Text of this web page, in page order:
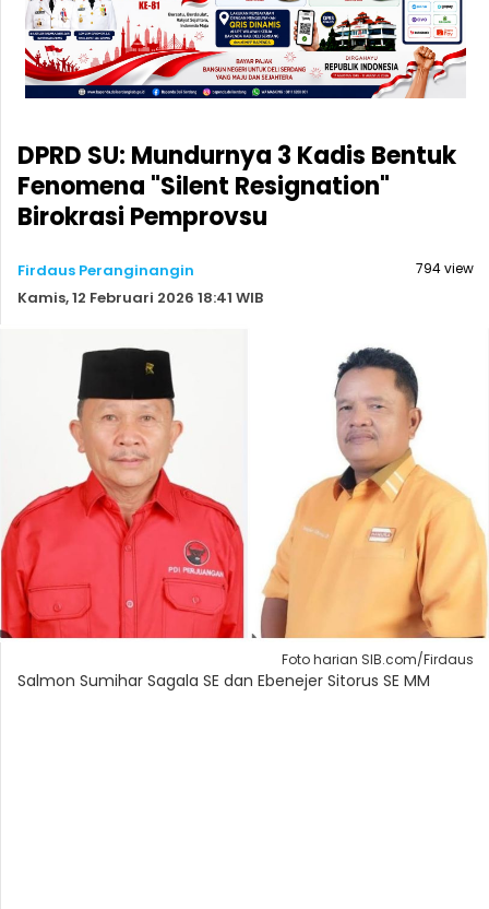
DPRD SU: Mundurnya 3 Kadis Bentuk
Fenomena "Silent Resignation"
Birokrasi Pemprovsu
Firdaus Peranginangin
Kamis, 12 Februari 2026 18:41 WIB
794 view
Foto harian SIB.com/Firdaus
Salmon Sumihar Sagala SE dan Ebenejer Sitorus SE MM